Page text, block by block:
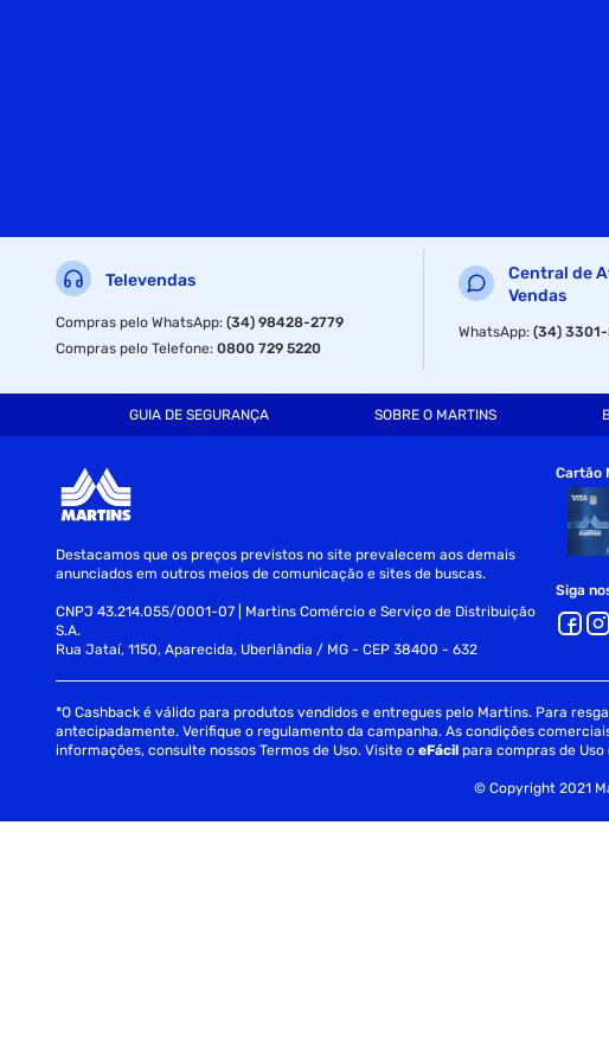
Televendas
Compras pelo WhatsApp:(34) 98428-2779
Compras pelo Telefone:0800 729 5220
Central de
Vendas
WhatsApp:(34) 3301-
GUIA DE SEGURANÇA SOBRE O MARTINS
Destacamos que os preços previstos no site prevalecem aos demais
anunciados em outros meios de comunicação e sites de buscas.
CNPJ 43.214.055/0001-07 | Martins Comércio e Serviço de Distribuição
S.A.
Rua Jataí, 1150, Aparecida, Uberlândia / MG - CEP 38400 - 632
Cartão
Siga
*O Cashback é válido para produtos vendidos e entregues pelo Martins. Para
antecipadamente. Verifique o regulamento da campanha. As condições
informações, consulte nossos Termos de Uso. Visite o eFácil para compras de Uso
© Copyright 2021